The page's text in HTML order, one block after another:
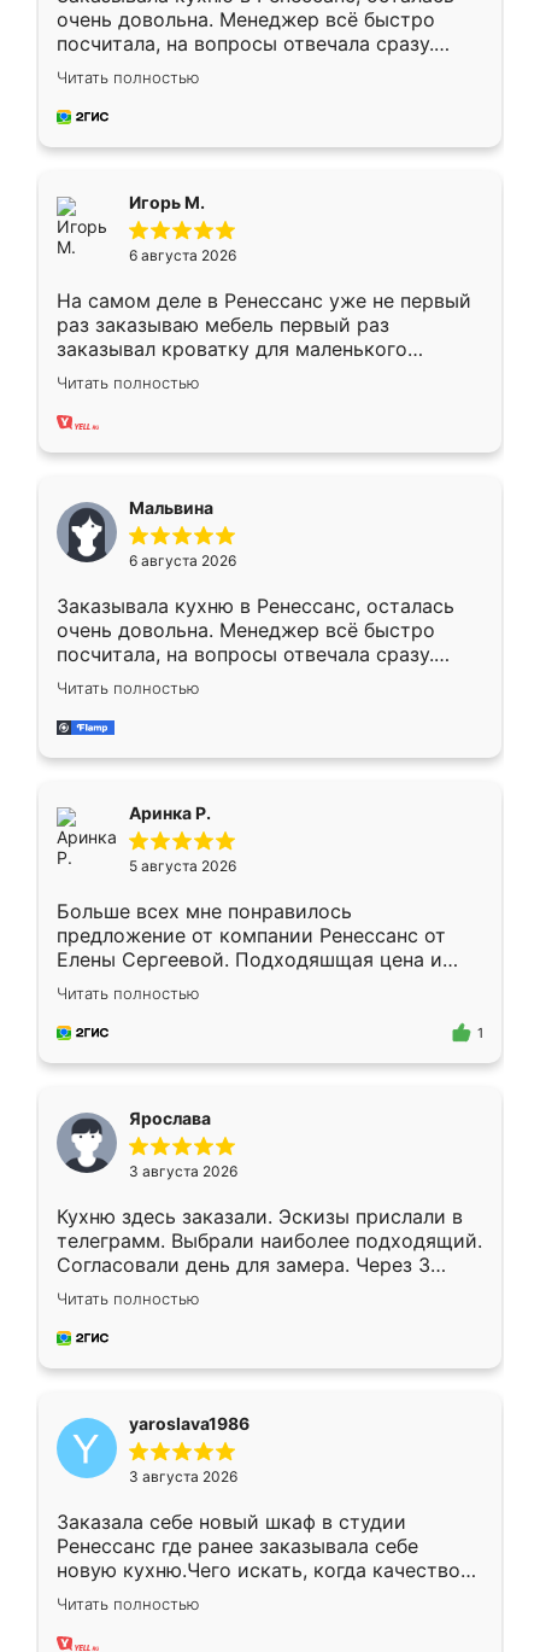
очень довольна. Менеджер всё быстро
посчитала, на вопросы отвечала сразу.
Замерщик приехал в субботу, подошёл к
делу со всей ответственностью. Собрали
за день, ребята работали аккуратно, даже
Читать полностью
Игорь М.
6 августа 2026
На самом деле в Ренессанс уже не первый
раз заказываю мебель первый раз
заказывал кроватку для маленького
ребёнка при его рождении ,во второй раз
заказал шкаф-купе. По качеству очень
хорошее сборка достаточно быстрая,
меньше, здесь же он более разнообразный.
Мне нравится ,если что-то потребуется из
мебели буду заказывать только здесь.
Читать полностью
Мальвина
6 августа 2026
Заказывала кухню в Ренессанс, осталась
очень довольна. Менеджер всё быстро
посчитала, на вопросы отвечала сразу.
Замерщик приехал в субботу, подошёл к
делу со всей ответственностью. Собрали
за день, ребята работали аккуратно, даже
Читать полностью
Аринка Р.
5 августа 2026
Больше всех мне понравилось
предложение от компании Ренессанс от
Елены Сергеевой. Подходяшщая цена и
короткие сроки изготовления. Приехавший
для замера сотрудник Владислав
предложил по моему эскизу самый
Читать полностью
1
Ярослава
3 августа 2026
Кухню здесь заказали. Эскизы прислали в
телеграмм. Выбрали наиболее подходящий.
Согласовали день для замера. Через 3
недели кухня была уже готова. Остались
довольны работой. Спасибо Ренессанс
мебель за качественную работу!
Читать полностью
yaroslava1986
3 августа 2026
Заказала себе новый шкаф в студии
Ренессанс где ранее заказывала себе
новую кухню.Чего искать, когда качеством
вполне довольна. Служит кухня уже почти
два года, нареканий нет.
Читать полностью